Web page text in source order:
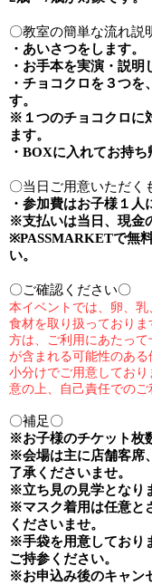
〇教室の簡単な流れ説
・あいさつをします。
・お手本を実演・説明
・チョコクロを３つ
す。
※１つのチョコクロに
ます。
・BOXに入れてお持ち
〇当日ご用意いただく
・参加費はお子様１人
※支払いは当日、現金
※PASSMARKETで無
い。
〇ご確認ください〇
本イベントでは、卵、
食材を取り扱っており
方は、ご利用にあたって
が含まれる可能性のあ
小分けでご用意してお
意の上、自己責任でのご
〇補足〇
※お子様のチケット枚
※会場は主に店舗客席
了承くださいませ。
※立ち見の見学となり
※マスク着用は任意と
くださいませ。
※手袋を用意しており
ご持参ください。
※お申込み後のキャン